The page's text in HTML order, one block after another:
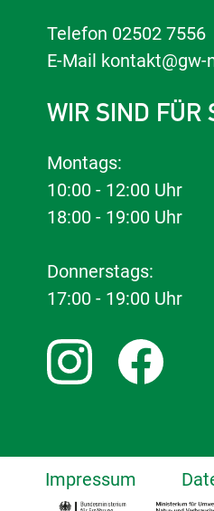
Telefon 02502 7556
E-Mail kontakt@gw-
WIR SIND FÜR
Montags:
10:00 - 12:00 Uhr
18:00 - 19:00 Uhr
Donnerstags:
17:00 - 19:00 Uhr
Impressum